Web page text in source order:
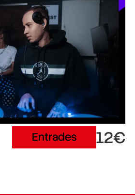
Entrades 12€